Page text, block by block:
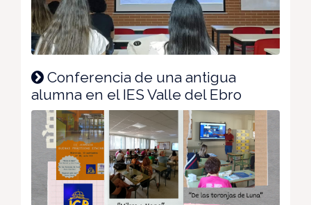
Conferencia de una antigua
alumna en el IES Valle del Ebro